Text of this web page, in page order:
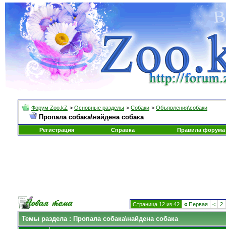
Форум Zoo.kZ > Основные разделы > Собаки > Объявления\собаки
Пропала собака\найдена собака
Регистрация Справка Правила форума
Страница 12 из 42 « Первая < 2
Темы раздела: Пропала собака\найдена собака